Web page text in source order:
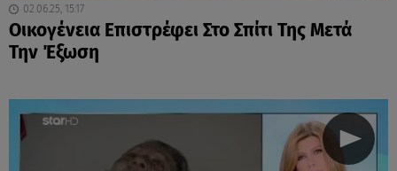
02.06.25, 15:17
Οικογένεια Επιστρέφει Στο Σπίτι Της Μετά
Την Έξωση